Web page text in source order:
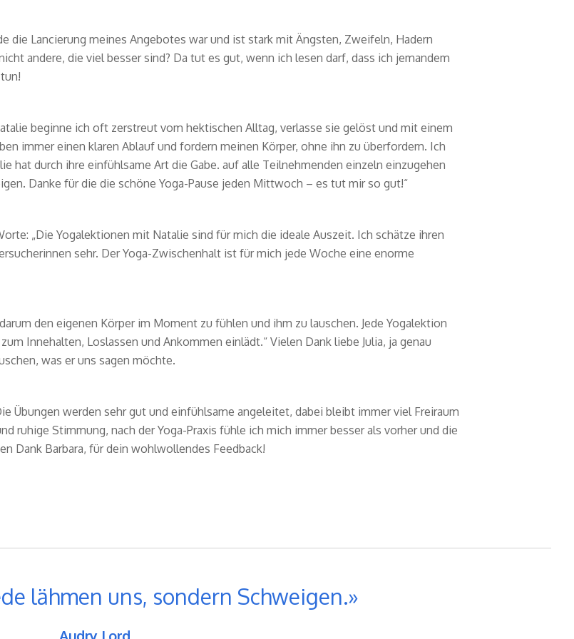
die Lancierung meines Angebotes war und ist stark mit Ängsten, Zweifeln, Hadern
andere, die viel besser sind? Da tut es gut, wenn ich lesen darf, dass ich jemandem
beginne ich oft zerstreut vom hektischen Alltag, verlasse sie gelöst und mit einem
immer einen klaren Ablauf und fordern meinen Körper, ohne ihn zu überfordern. Ich
hat durch ihre einfühlsame Art die Gabe. auf alle Teilnehmenden einzeln einzugehen
Danke für die die schöne Yoga-Pause jeden Mittwoch – es tut mir so gut!“
„Die Yogalektionen mit Natalie sind für mich die ideale Auszeit. Ich schätze ihren
sehr. Der Yoga-Zwischenhalt ist für mich jede Woche eine enorme
den eigenen Körper im Moment zu fühlen und ihm zu lauschen. Jede Yogalektion
Innehalten, Loslassen und Ankommen einlädt.“ Vielen Dank liebe Julia, ja genau
was er uns sagen möchte.
Übungen werden sehr gut und einfühlsame angeleitet, dabei bleibt immer viel Freiraum
ruhige Stimmung, nach der Yoga-Praxis fühle ich mich immer besser als vorher und die
Dank Barbara, für dein wohlwollendes Feedback!
lähmen uns, sondern Schweigen.